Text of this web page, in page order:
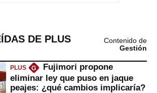
DE PLUS
Contenido de
Gestión
PLUS G
Fujimori propone
eliminar ley que puso en jaque
peajes: ¿qué cambios implicaría?